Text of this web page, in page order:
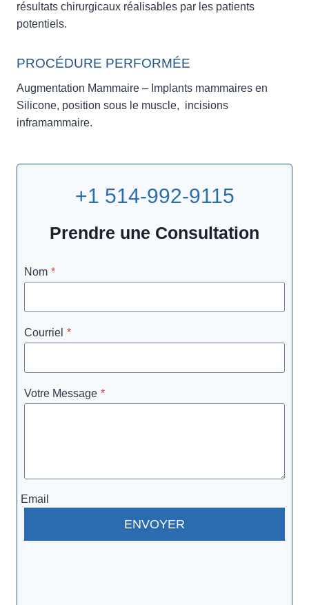
résultats chirurgicaux réalisables par les patients
potentiels.
PROCÉDURE PERFORMÉE
Augmentation Mammaire – Implants mammaires en
Silicone, position sous le muscle, incisions
inframammaire.
+1 514-992-9115
Prendre une Consultation
Nom *
Courriel *
Votre Message *
Email
ENVOYER